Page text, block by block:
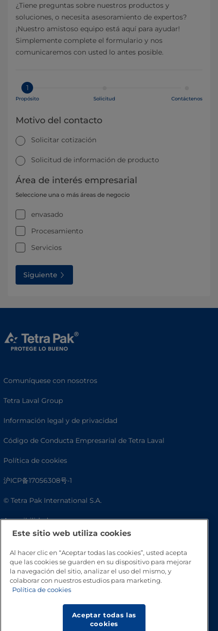
¿Tiene preguntas sobre nuestros productos y
soluciones, o necesita asesoramiento de expertos?
¡Nuestro amistoso equipo está aquí para ayudar!
Simplemente complete el formulario y nos
comunicaremos con usted lo antes posible.
1
Propósito Solicitud Contáctenos
Motivo del contacto
Solicitar cotización
Solicitud de información de producto
Área de interés empresarial
Seleccione una o más áreas de negocio
envasado
Procesamiento
Servicios
Siguiente
Comuníquese con nosotros
Tetra Laval Group
Información legal y de privacidad
Código de Conducta Empresarial de Tetra Laval
Política de cookies
沪ICP备17056308号-1
© Tetra Pak International S.A.
Accesibilidad
Este sitio web utiliza cookies
Al hacer clic en “Aceptar todas las cookies”, usted acepta
que las cookies se guarden en su dispositivo para mejorar
la navegación del sitio, analizar el uso del mismo, y
colaborar con nuestros estudios para marketing.
Política de cookies
Aceptar todas las
cookies